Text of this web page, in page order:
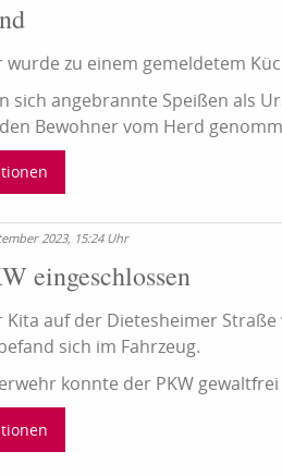
wurde zu einem gemeldetem
sich angebrannte Speißen als
Bewohner vom Herd
2023, 15:24 Uhr
eingeschlossen
Kita auf der Dietesheimer
sich im Fahrzeug.
konnte der PKW